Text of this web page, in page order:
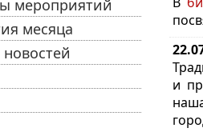
мероприятий
месяца
и